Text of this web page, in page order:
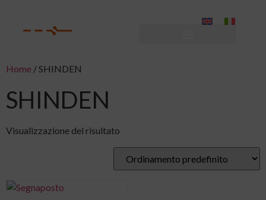
Home / SHINDEN
SHINDEN
Visualizzazione del risultato